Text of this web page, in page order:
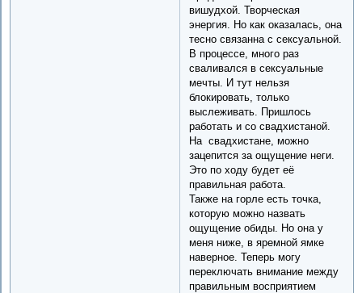
вишудхой. Творческая
энергия. Но как оказалась, она
тесно связанна с сексуальной.
В процессе, много раз
сваливался в сексуальные
мечты. И тут нельзя
блокировать, только
выслеживать. Пришлось
работать и со свадхистаной.
На свадхистане, можно
зацепится за ощущение неги.
Это по ходу будет её
правильная работа.
Также на горле есть точка,
которую можно назвать
ощущение обиды. Но она у
меня ниже, в яремной ямке
наверное. Теперь могу
переключать внимание между
правильным восприятием